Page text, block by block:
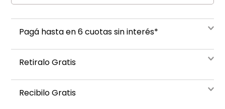
Pagá hasta en 6 cuotas sin interés*
Retiralo Gratis
Recibilo Gratis